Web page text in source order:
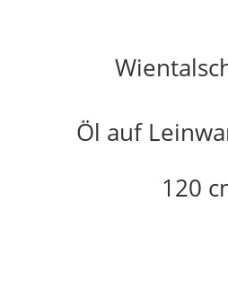
Öl auf
120